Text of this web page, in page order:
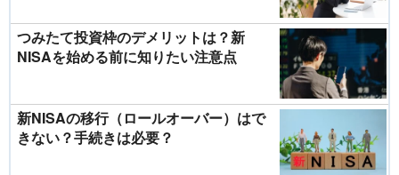
つみたて投資枠のデメリットは？新
NISAを始める前に知りたい注意点
新NISAの移行（ロールオーバー）はで
きない？手続きは必要？